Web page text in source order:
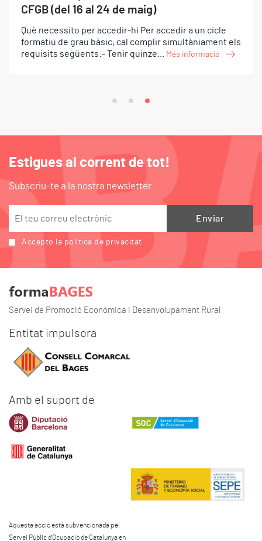
CFGB (del 16 al 24 de maig)
Què necessito per accedir-hi Per accedir a un cicle
formatiu de grau bàsic, cal complir simultàniament els
requisits següents:- Tenir quinze...
Més informació
Estigues al corrent de tot!
Subscriu-te a la nostra newsletter
Accepto la política de privacitat
Servei de Promoció Econòmica i Desenvolupament Rural
Entitat impulsora
Amb el suport de
Aquesta acció està subvencionada pel
Servei Públic d'Ocupació de Catalunya en